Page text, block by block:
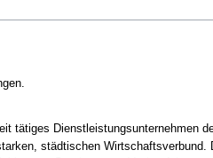
tätiges Dienstleistungsunternehmen
städtischen